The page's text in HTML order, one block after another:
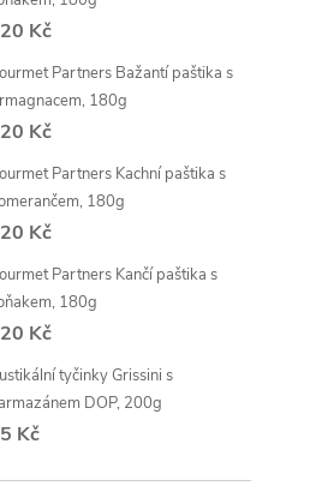
Kč
Partners Bažantí paštika s
180g
Kč
Partners Kachní paštika s
180g
Kč
Partners Kančí paštika s
180g
Kč
tyčinky Grissini s
DOP, 200g
Kč